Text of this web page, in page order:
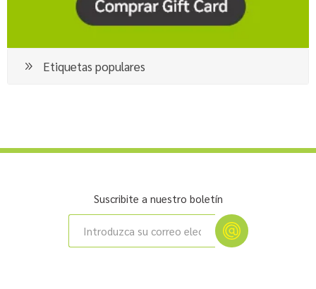
Etiquetas populares
Suscribite a nuestro boletín